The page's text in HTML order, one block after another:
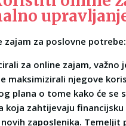
za poslovne
za online zajam, važno
maksimizirali njegove
plana o tome kako će
koja zahtijevaju
zaposlenika.